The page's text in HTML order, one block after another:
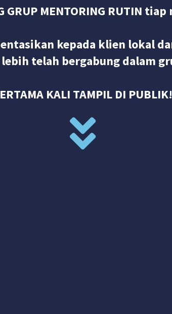
GRUP MENTORING RUTIN
kepada klien lokal
lebih telah bergabung dalam
KALI TAMPIL DI PUBLIK!